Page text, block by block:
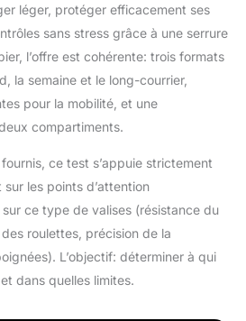
léger, protéger efficacement ses
sans stress grâce à une serrure
l’offre est cohérente: trois formats
la semaine et le long-courrier,
pour la mobilité, et une
compartiments.
ce test s’appuie strictement
les points d’attention
ce type de valises (résistance du
roulettes, précision de la
L’objectif: déterminer à qui
dans quelles limites.